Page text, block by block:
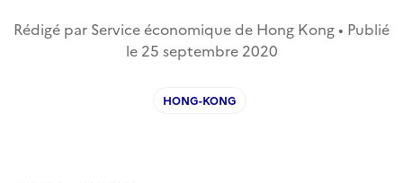
Rédigé par Service économique de Hong Kong • Publié
le 25 septembre 2020
HONG-KONG